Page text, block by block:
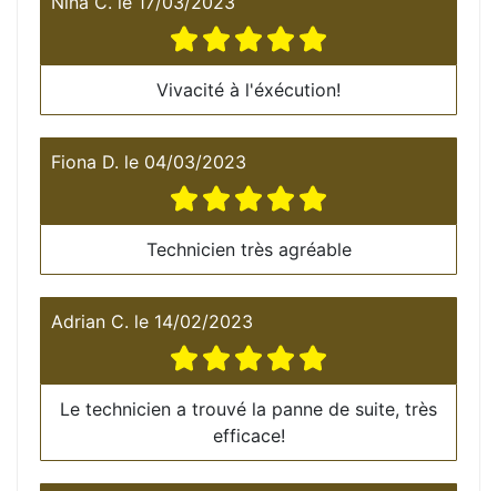
Vivacité à l'éxécution!
Fiona D. le 04/03/2023
Technicien très agréable
Adrian C. le 14/02/2023
Le technicien a trouvé la panne de suite, très
efficace!